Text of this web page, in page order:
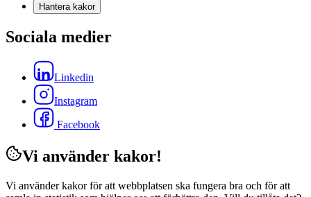
Hantera kakor
Sociala medier
Linkedin
Instagram
Facebook
Vi använder kakor!
Vi använder kakor för att webbplatsen ska fungera bra och för att